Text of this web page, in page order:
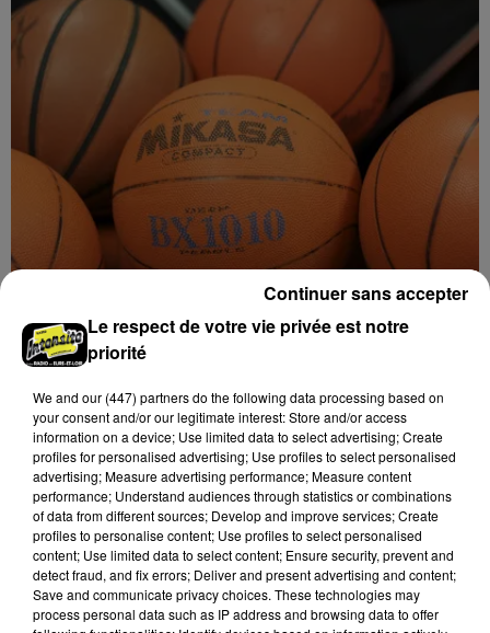
8 août 2026
Coupe de France : les basketteurs chartrains
connaissent la...
Le respect de votre vie privée est notre
priorité
We and our (447) partnersdo the following data processing based on
your consent and/or our legitimate interest: Store and/or access
information on a device; Use limited data to select advertising; Create
profiles for personalised advertising; Use profiles to select personalised
advertising; Measure advertising performance; Measure content
performance; Understand audiences through statistics or combinations
of data from different sources; Develop and improve services; Create
profiles to personalise content; Use profiles to select personalised
content; Use limited data to select content; Ensure security, prevent and
detect fraud, and fix errors; Deliver and present advertising and content;
Save and communicate privacy choices. These technologies may
process personal data such as IP address and browsing data to offer
Continuer sans accepter